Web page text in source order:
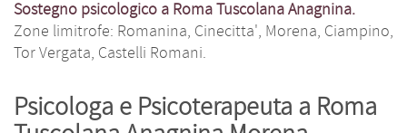
Sostegno psicologico a Roma Tuscolana Anagnina.
Zone limitrofe: Romanina, Cinecitta', Morena, Ciampino,
Tor Vergata, Castelli Romani.
Psicologa e Psicoterapeuta a Roma